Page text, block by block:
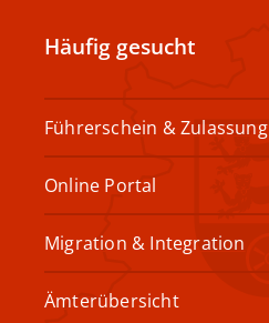
Häufig gesucht
Führerschein & Zulassung
Online Portal
Migration & Integration
Ämterübersicht